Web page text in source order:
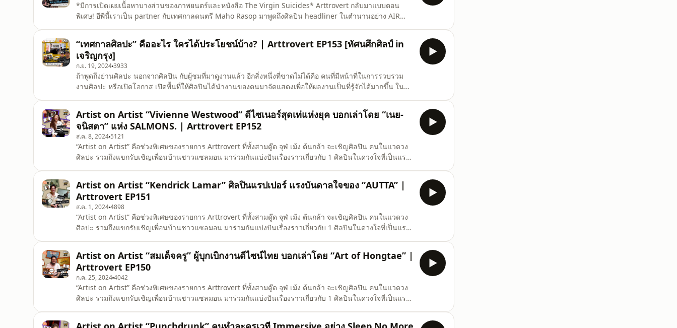
*มีการเปิดเผยเนื้อหาบางส่วนของภาพยนตร์และหนังสือ The Virgin Suicides* Arttrovert กลับมาแบบตอน
พิเศษ! อีพีนี้เราเป็น partner กับเทศกาลดนตรี Maho Rasop มาพูดถึงศิลปิน headliner ในตำนานอย่าง AIR
อย่างครบถ้วน และที่พิเศษมากๆ ก็คือ AIR จะมาแสดงอัลบั้มที่สร้างชื่อให้กับพวกเขาอย่าง Moon Safari (1998) ที่
งาน
“เทศกาลศิลปะ” คืออะไร ใครได้ประโยชน์บ้าง? | Arttrovert EP153 [ทัศนศึกศิลป์ in
เจริญกรุง]
ก.ย. 19, 20243933
ถ้าพูดถึงย่านศิลปะ นอกจากศิลปิน กับผู้ชมที่มาดูงานแล้ว อีกสิ่งหนึ่งที่ขาดไม่ได้คือ คนที่มีหน้าที่ในการรวบรวม
งานศิลปะ หรือเปิดโอกาส เปิดพื้นที่ให้ศิลปินได้นำงานของตนมาจัดแสดงเพื่อให้ผลงานเป็นที่รู้จักได้มากขึ้น ใน
เทศกาลศิลปะ Mango Art Festival ที่หลายๆ คนคุ้นเคย ถึงที่มาที่ไป ความสำคัญของการมีเ
Artist on Artist “Vivienne Westwood” ดีไซเนอร์สุดเท่แห่งยุค บอกเล่าโดย “เนย-
จนิสตา” แห่ง SALMONS. | Arttrovert EP152
ส.ค. 8, 2024 5121
“Artist on Artist” คือช่วงพิเศษของรายการ Arttrovert ที่ทั้งสามดู๊ด จุฬ เม้ง ต้นกล้า จะเชิญศิลปิน คนในแวดวง
ศิลปะ รวมถึงแขกรับเชิญเพื่อนบ้านชาวแซลมอน มาร่วมกันแบ่งปันเรื่องราวเกี่ยวกับ 1 ศิลปินในดวงใจที่เป็นแรง
รับเชิญใกล้ตัวอย่าง “เนย-จนิสตา” โคโฮสต์จากรายการ World Y ผู้มีอีกบทบาทคือ เป็น Freelance S
Artist on Artist “Kendrick Lamar” ศิลปินแรปเปอร์ แรงบันดาลใจของ “AUTTA” |
Arttrovert EP151
ส.ค. 1, 20244898
“Artist on Artist” คือช่วงพิเศษของรายการ Arttrovert ที่ทั้งสามดู๊ด จุฬ เม้ง ต้นกล้า จะเชิญศิลปิน คนในแวดวง
ศิลปะ รวมถึงแขกรับเชิญเพื่อนบ้านชาวแซลมอน มาร่วมกันแบ่งปันเรื่องราวเกี่ยวกับ 1 ศิลปินในดวงใจที่เป็นแรง
รับเชิญ “AUTTA” หรือกร-อัษฎกร เดชมาก ศิลปินและโฮสต์จากรายการเพื่อนบ้านอย่าง AUTTA แลกเปลี่ยน มา
Artist on Artist “สมเด็จครู” ผู้บุกเบิกงานดีไซน์ไทย บอกเล่าโดย “Art of Hongtae” |
Arttrovert EP150
ก.ค. 25, 20244042
“Artist on Artist” คือช่วงพิเศษของรายการ Arttrovert ที่ทั้งสามดู๊ด จุฬ เม้ง ต้นกล้า จะเชิญศิลปิน คนในแวดวง
ศิลปะ รวมถึงแขกรับเชิญเพื่อนบ้านชาวแซลมอน มาร่วมกันแบ่งปันเรื่องราวเกี่ยวกับ 1 ศิลปินในดวงใจที่เป็นแรง
ต้อนรับ Art of Hongtae หรือ 'ฮ่องเต้' กนต์ธร เตโชฬาร มาพูดถึงศิลปินที่เขารักกันบ้าง รอบนี้เขาจะ